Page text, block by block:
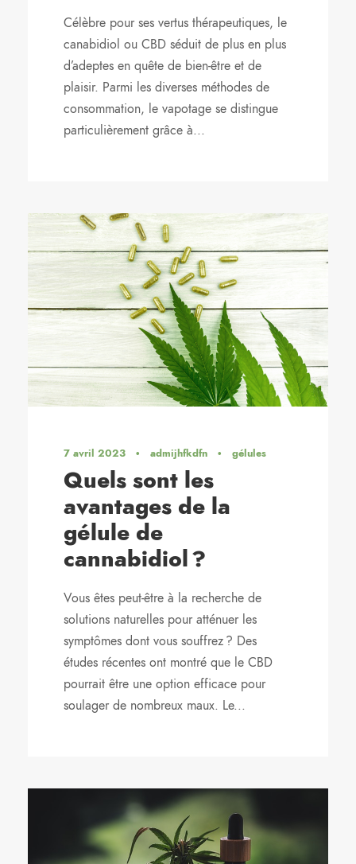
Célèbre pour ses vertus thérapeutiques, le
canabidiol ou CBD séduit de plus en plus
d’adeptes en quête de bien-être et de
plaisir. Parmi les diverses méthodes de
consommation, le vapotage se distingue
particulièrement grâce à...
7 avril 2023 • admijhfkdfn • gélules
Quels sont les
avantages de la
gélule de
cannabidiol ?
Vous êtes peut-être à la recherche de
solutions naturelles pour atténuer les
symptômes dont vous souffrez ? Des
études récentes ont montré que le CBD
pourrait être une option efficace pour
soulager de nombreux maux. Le...